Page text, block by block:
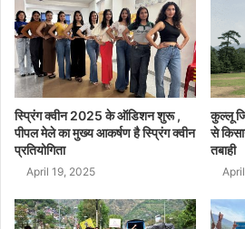
स्प्रिंग क्वीन 2025 के ऑडिशन शुरू ,
पीपल मेले का मुख्य आकर्षण है स्प्रिंग क्वीन
प्रतियोगिता
April 19, 2025
कुल्लू
से
तबाही